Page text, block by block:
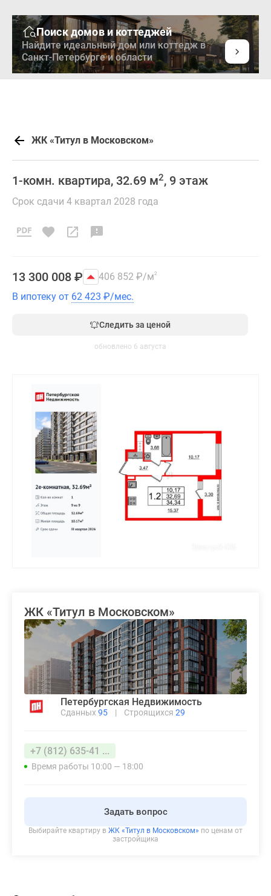
Поиск домов и коттеджей
Найдите идеальный дом или коттедж в
Санкт-Петербурге и области
ЖК «Титул в Московском»
1-комн. квартира, 32.69 м2, 9 этаж
Срок сдачи 4 квартал 2028 года
13 300 008 ₽ 406 852 ₽/м2
В ипотеку от 62 423 ₽/мес.
Следить за ценой
обновлено 6 августа
ЖК «Титул в Московском»
Петербургская Недвижимость
Сданных 95 | Строящихся 29
+7 (812) 635-41 ...
Время работы 10:00 — 18:00
Задать вопрос
Выбирайте квартиру в ЖК «Титул в Московском» по ценам от
застройщика